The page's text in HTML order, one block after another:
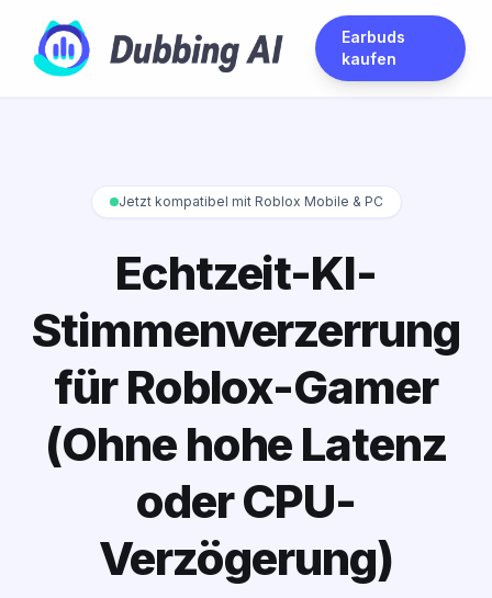
Earbuds
kaufen
Jetzt kompatibel mit Roblox Mobile & PC
Echtzeit-KI-
Stimmenverzerrung
für Roblox-Gamer
(Ohne hohe Latenz
oder CPU-
Verzögerung)